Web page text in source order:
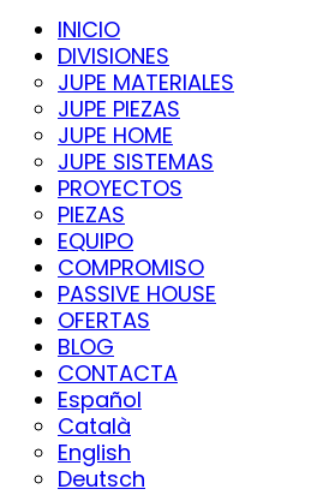
INICIO
DIVISIONES
JUPE MATERIALES
JUPE PIEZAS
JUPE HOME
JUPE SISTEMAS
PROYECTOS
PIEZAS
EQUIPO
COMPROMISO
PASSIVE HOUSE
OFERTAS
BLOG
CONTACTA
Español
Català
English
Deutsch